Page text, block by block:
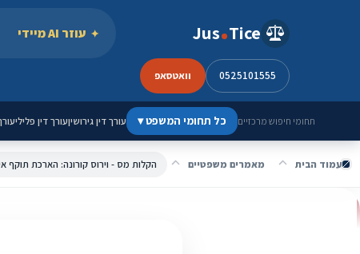
Jus Tice עוזר AI מיידי
0525101555 וואטסאפ
תחומי חיפוש מרכזיים כל תחומי המשפט▾ עורך דין גירושיןעורך דין פלילי
עמוד הבית מאמרים משפטיים הקלות מס - וירוס קורונה: הארכת תוקף